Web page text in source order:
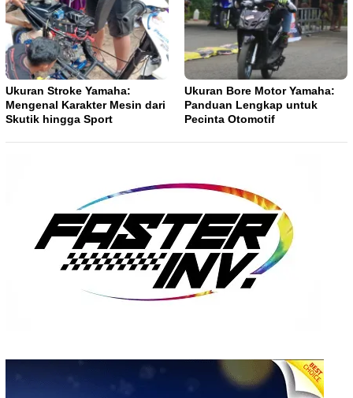
Ukuran Stroke Yamaha:
Mengenal Karakter Mesin dari
Skutik hingga Sport
Ukuran Bore Motor Yamaha:
Panduan Lengkap untuk
Pecinta Otomotif